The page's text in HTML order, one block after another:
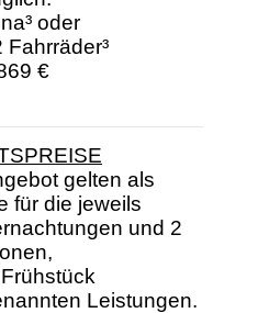
oder
Fahrräder³
€
gelten als
für die jeweils
und 2
Leistungen.